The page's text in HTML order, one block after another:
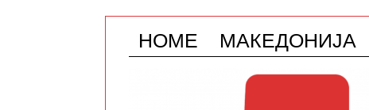
HOME МАКЕДОНИЈА